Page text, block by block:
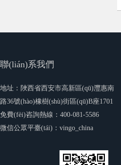
聯(lián)系我們
地址：陜西省西安市高新區(qū)灃惠南
路36號(hào)橡樹(shù)街區(qū)B座1701
免費(fèi)咨詢熱線：400-081-5586
微信公眾平臺(tái)：vingo_china